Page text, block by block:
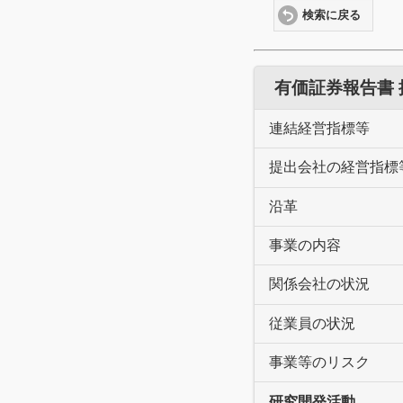
検索に戻る
有価証券報告書
連結経営指標等
提出会社の経営指標
沿革
事業の内容
関係会社の状況
従業員の状況
事業等のリスク